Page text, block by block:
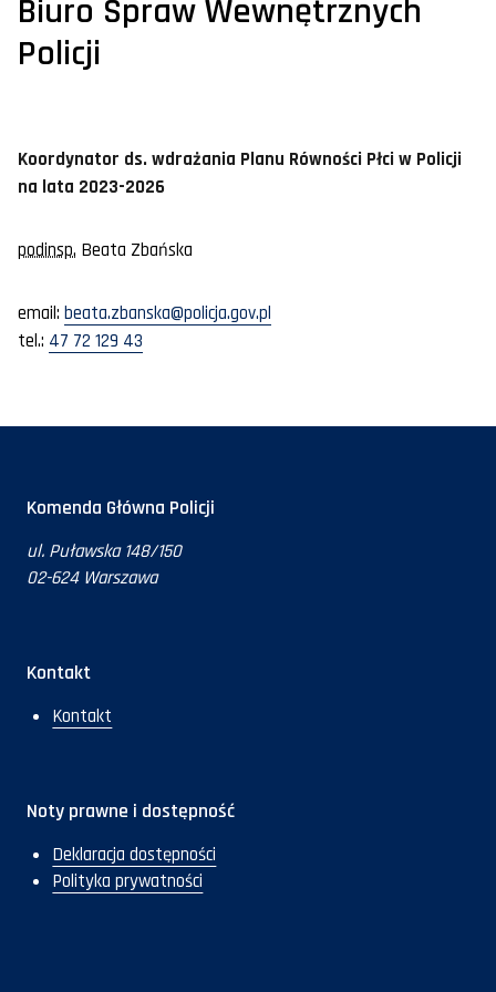
Biuro Spraw Wewnętrznych
Policji
Koordynator ds. wdrażania Planu Równości Płci w Policji
na lata 2023-2026
podinsp. Beata Zbańska
email: beata.zbanska@policja.gov.pl
tel.: 47 72 129 43
Komenda Główna Policji
ul. Puławska 148/150
02-624 Warszawa
Kontakt
Kontakt
Noty prawne i dostępność
Deklaracja dostępności
Polityka prywatności